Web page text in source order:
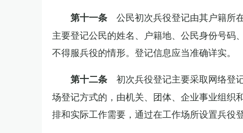
第十一条 公民初次兵役登记由其户籍所
主要登记公民的姓名、户籍地、公民身份号码
不得服兵役的情形。登记信息应当准确详实。
第十二条 初次兵役登记主要采取网络登
场登记方式的，由机关、团体、企业事业组织
排和实际工作需要，通过在工作场所设置兵役